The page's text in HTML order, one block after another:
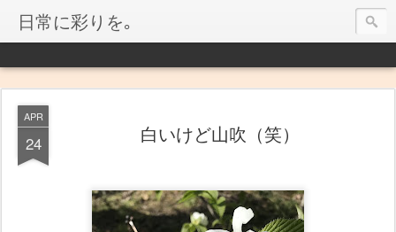
日常に彩りを｡
APR
24 白いけど山吹（笑）